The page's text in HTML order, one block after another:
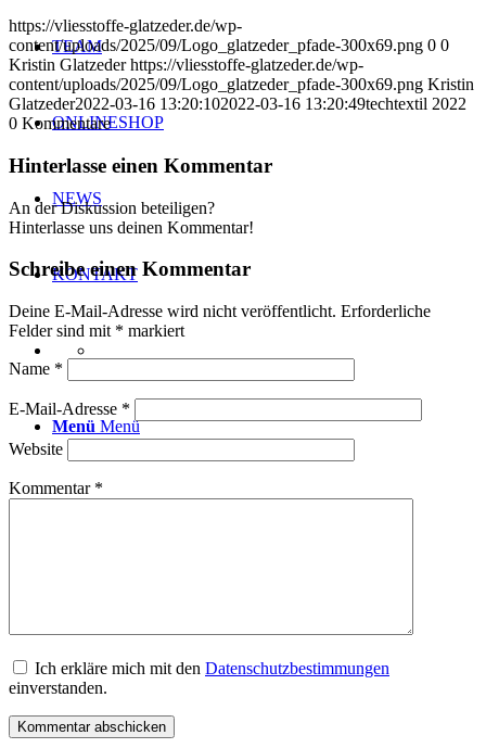
TEAM
ONLINESHOP
NEWS
KONTAKT
Menü Menü
https://vliesstoffe-glatzeder.de/wp-
content/uploads/2025/09/Logo_glatzeder_pfade-300x69.png 0 0
Kristin Glatzeder https://vliesstoffe-glatzeder.de/wp-
content/uploads/2025/09/Logo_glatzeder_pfade-300x69.png Kristin
Glatzeder2022-03-16 13:20:102022-03-16 13:20:49techtextil 2022
0 Kommentare
Hinterlasse einen Kommentar
An der Diskussion beteiligen?
Hinterlasse uns deinen Kommentar!
Schreibe einen Kommentar
Deine E-Mail-Adresse wird nicht veröffentlicht. Erforderliche
Felder sind mit * markiert
Name *
E-Mail-Adresse *
Website
Kommentar *
Ich erkläre mich mit den Datenschutzbestimmungen
einverstanden.